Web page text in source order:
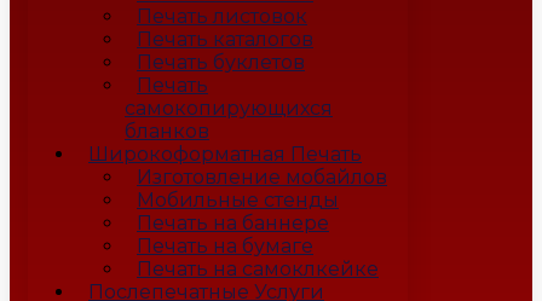
Печать листовок
Печать каталогов
Печать буклетов
Печать
самокопирующихся
бланков
Широкоформатная Печать
Изготовление мобайлов
Мобильные стенды
Печать на баннере
Печать на бумаге
Печать на самоклкейке
Послепечатные Услуги